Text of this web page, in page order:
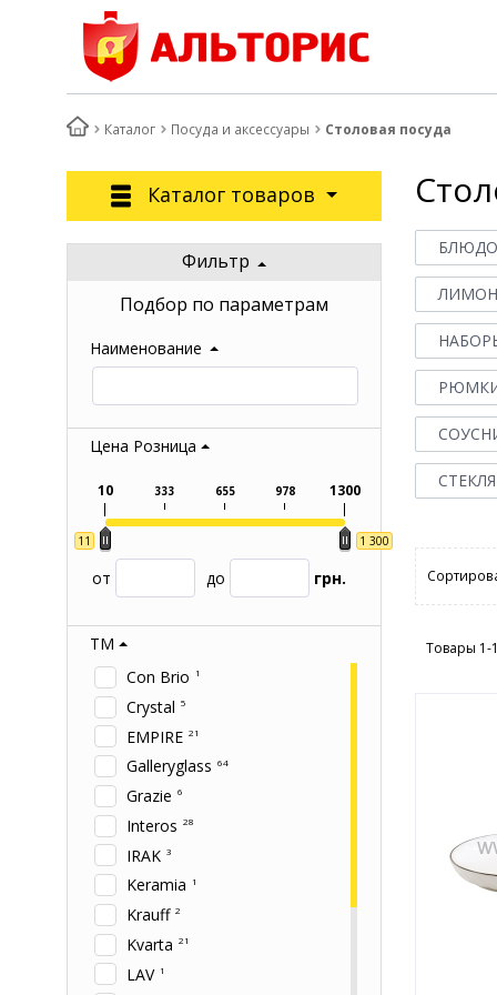
Каталог Посуда и аксессуары Столовая посуда
Каталог товаров
Фильтр
Подбор по параметрам
Наименование
Цена Розница
11 1 300
10 333 655 978 1300
от до грн.
ТМ
Con Brio
1
Crystal 5
EMPIRE 21
Galleryglass 64
Grazie 6
Interos 28
IRAK 3
Keramia 1
Krauff 2
Kvarta 21
LAV 1
БЛЮДО
Товары 1-